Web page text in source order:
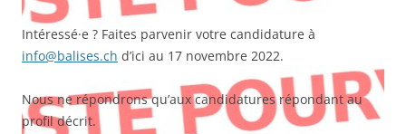
Intéressé·e ? Faites parvenir votre candidature à
info@balises.ch d’ici au 17 novembre 2022.
Nous ne répondrons qu’aux candidatures répondant au
profil décrit.